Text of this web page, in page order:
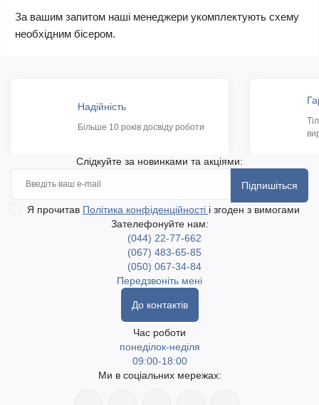
За вашим запитом наші менеджери укомплектують схему
необхідним бісером.
Надійність
Більше 10 років досвіду роботи
Слідкуйте за новинками та акціями:
Підпишіться
Я прочитав Політика конфіденційності і згоден з вимогами
Зателефонуйте нам:
(044) 22-77-662
(067) 483-65-85
(050) 067-34-84
Передзвоніть мені
До контактів
Час роботи
понеділок-неділя
09:00-18:00
Ми в соціальних мережах: